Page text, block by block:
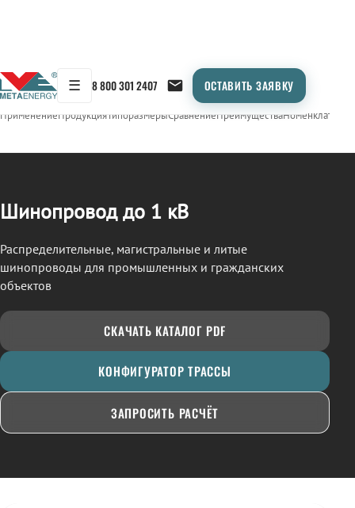
☰ 8 800 301 2407 ОСТАВИТЬ ЗАЯВКУ
← Продукция/ШИНОПРОВОД
ПрименениеПродукцияТипоразмерыСравнениеПреимуществаНоменклатура
Шинопровод до 1 кВ
Распределительные, магистральные и литые
шинопроводы для промышленных и гражданских
объектов
СКАЧАТЬ КАТАЛОГ PDF
КОНФИГУРАТОР ТРАССЫ
ЗАПРОСИТЬ РАСЧЁТ